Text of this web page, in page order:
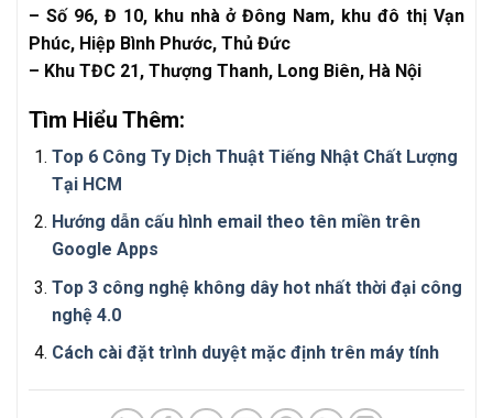
– Số 96, Đ 10, khu nhà ở Đông Nam, khu đô thị Vạn
Phúc, Hiệp Bình Phước, Thủ Đức
– Khu TĐC 21, Thượng Thanh, Long Biên, Hà Nội
Tìm Hiểu Thêm:
Top 6 Công Ty Dịch Thuật Tiếng Nhật Chất Lượng
Tại HCM
Hướng dẫn cấu hình email theo tên miền trên
Google Apps
Top 3 công nghệ không dây hot nhất thời đại công
nghệ 4.0
Cách cài đặt trình duyệt mặc định trên máy tính